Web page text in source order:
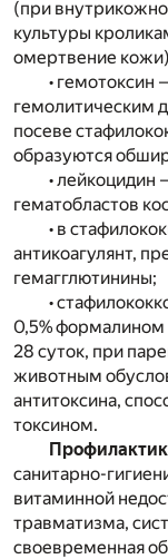
(при
культуры
омертвение
•
гемолитическим
посеве
образуются
• лейкоцидин
гематобластов
• в
антикоагулянт,
гемагглютинины;
•
0,5% формалином
28 суток, при
животным
антитоксина,
токсином.
санитарно-
витаминной
травматизма,
своевременная